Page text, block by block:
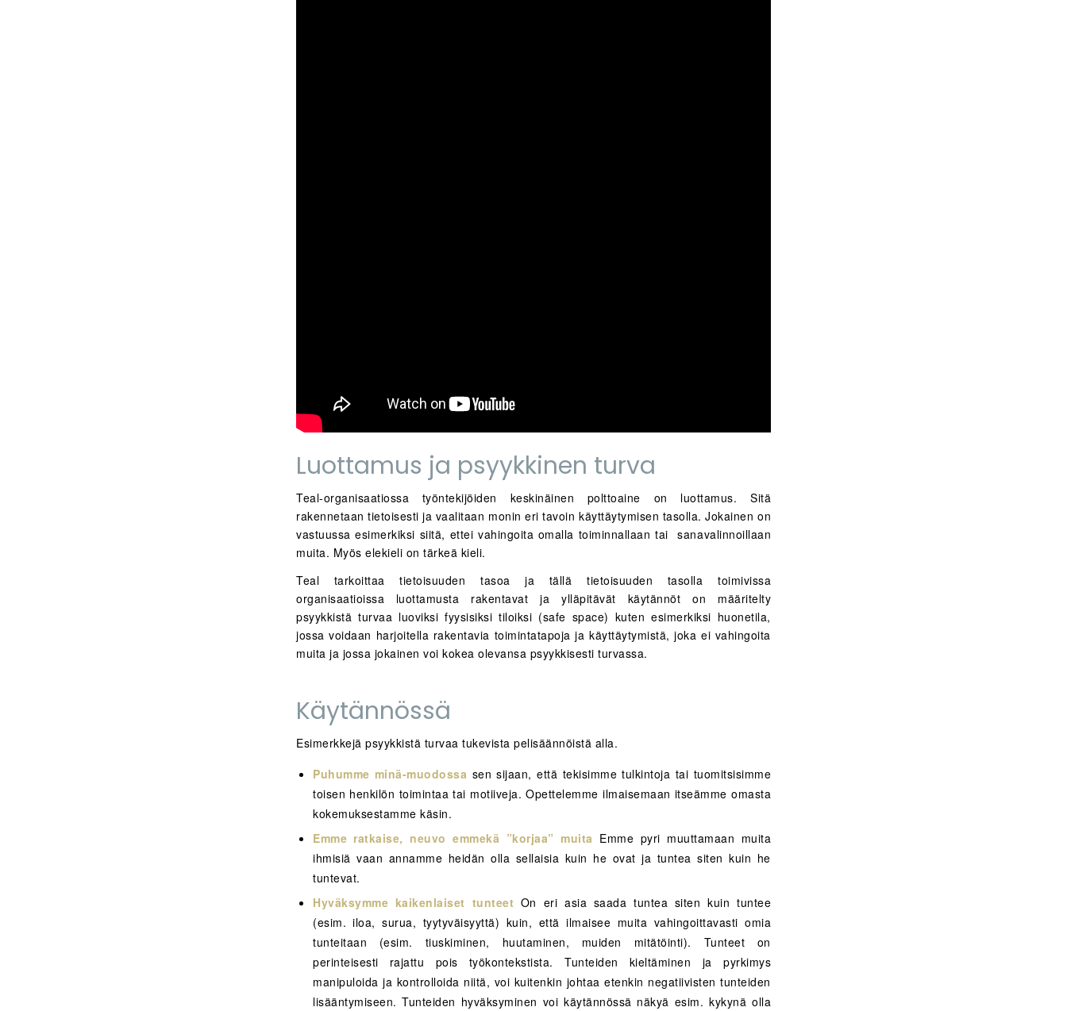
Luottamus ja psyykkinen turva
Teal-organisaatiossa työntekijöiden keskinäinen polttoaine on luottamus. Sitä
rakennetaan tietoisesti ja vaalitaan monin eri tavoin käyttäytymisen tasolla. Jokainen on
vastuussa esimerkiksi siitä, ettei vahingoita omalla toiminnallaan tai sanavalinnoillaan
muita. Myös elekieli on tärkeä kieli.
Teal tarkoittaa tietoisuuden tasoa ja tällä tietoisuuden tasolla toimivissa
organisaatioissa luottamusta rakentavat ja ylläpitävät käytännöt on määritelty
psyykkistä turvaa luoviksi fyysisiksi tiloiksi (safe space) kuten esimerkiksi huonetila,
jossa voidaan harjoitella rakentavia toimintatapoja ja käyttäytymistä, joka ei vahingoita
muita ja jossa jokainen voi kokea olevansa psyykkisesti turvassa.
Käytännössä
Esimerkkejä psyykkistä turvaa tukevista pelisäännöistä alla.
Puhumme minä-muodossa sen sijaan, että tekisimme tulkintoja tai tuomitsisimme
toisen henkilön toimintaa tai motiiveja.Opettelemme ilmaisemaan itseämme omasta
kokemuksestamme käsin.
Emme ratkaise, neuvo emmekä ”korjaa” muita Emme pyri muuttamaan muita
ihmisiä vaan annamme heidän olla sellaisia kuin he ovat ja tuntea siten kuin he
tuntevat.
Hyväksymme kaikenlaiset tunteet On eri asia saada tuntea siten kuin tuntee
(esim. iloa, surua, tyytyväisyyttä) kuin, että ilmaisee muita vahingoittavasti omia
tunteitaan (esim. tiuskiminen, huutaminen, muiden mitätöinti). Tunteet on
perinteisesti rajattu pois työkontekstista. Tunteiden kieltäminen ja pyrkimys
manipuloida ja kontrolloida niitä, voi kuitenkin johtaa etenkin negatiivisten tunteiden
lisääntymiseen. Tunteiden hyväksyminen voi käytännössä näkyä esim. kykynä olla